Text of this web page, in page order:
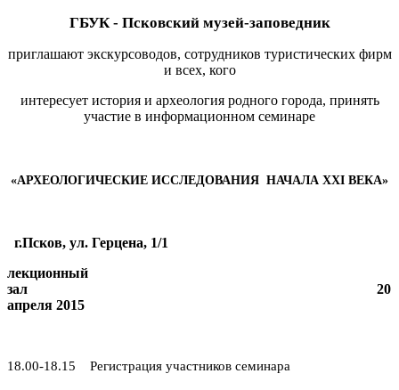
ГБУК - Псковский музей-заповедник
приглашают экскурсоводов, сотрудников туристических фирм
и всех, кого
интересует история и археология родного города, принять
участие в информационном семинаре
«АРХЕОЛОГИЧЕСКИЕ ИССЛЕДОВАНИЯ НАЧАЛА XXI ВЕКА»
г.Псков, ул. Герцена, 1/1
лекционный
зал 20
апреля 2015
18.00-18.15 Регистрация участников семинара